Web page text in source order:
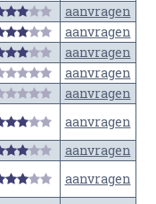
aanvragen
aanvragen
aanvragen
aanvragen
aanvragen
aanvragen
aanvragen
aanvragen